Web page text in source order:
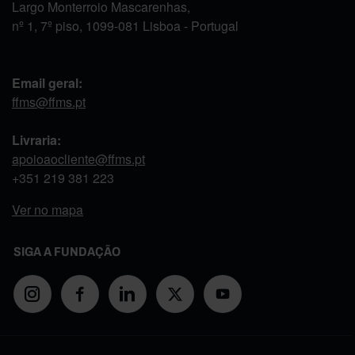
Largo Monterroio Mascarenhas,
nº 1, 7º piso, 1099-081 Lisboa - Portugal
Email geral:
ffms@ffms.pt
Livraria:
apoioaocliente@ffms.pt
+351 219 381 223
Ver no mapa
SIGA A FUNDAÇÃO